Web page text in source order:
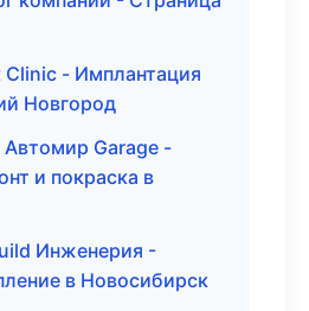
- Имплантация
Новгород
Garage -
и покраска в
Инженерия -
в Новосибирск